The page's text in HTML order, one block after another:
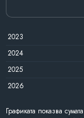
2023
2024
2025
2026
Графиката показва